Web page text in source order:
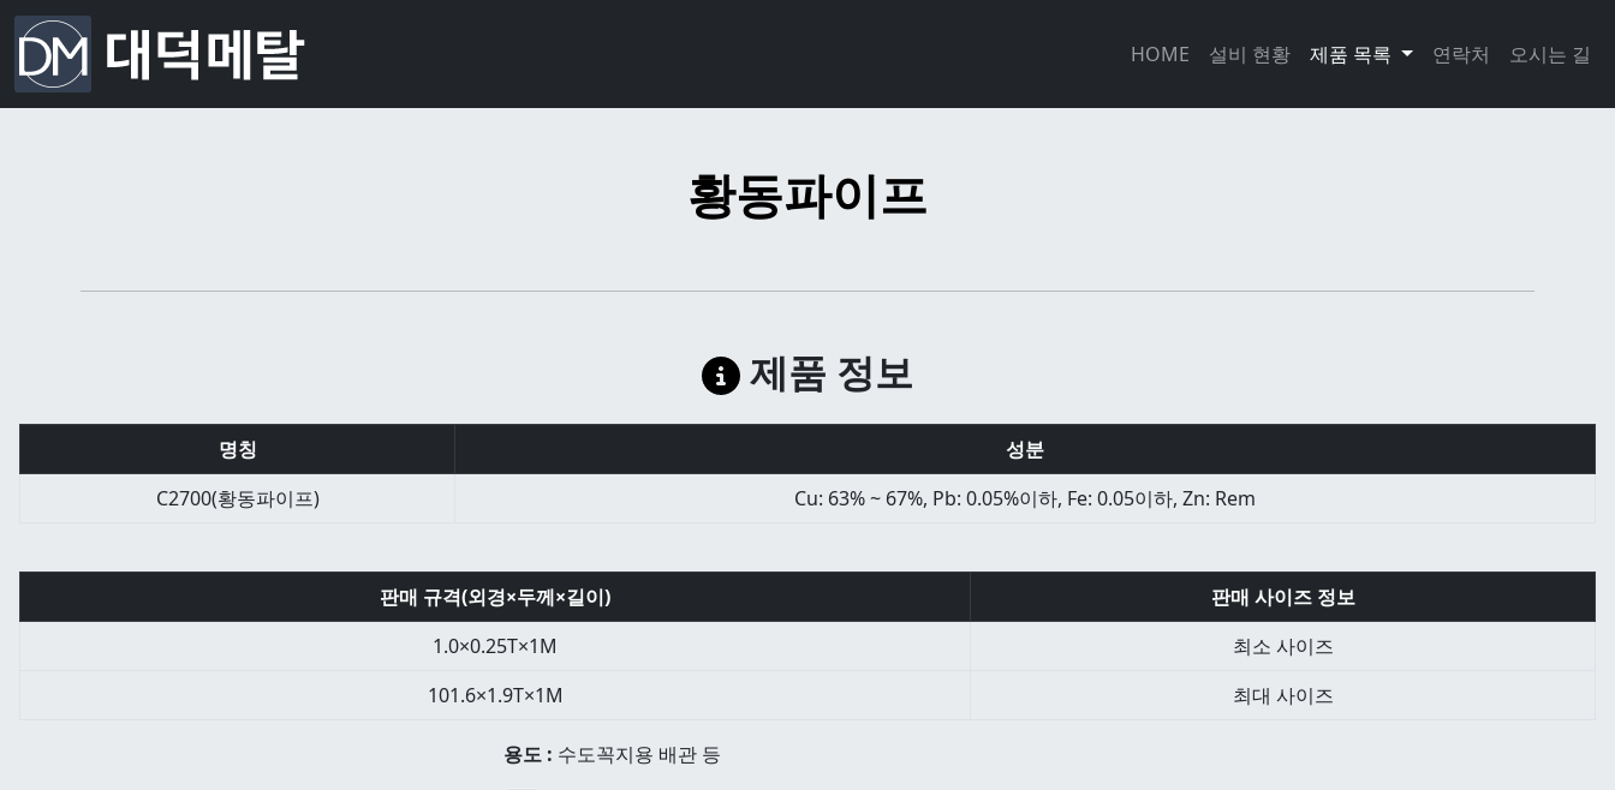
HOME 설비 현황 제품 목록 연락처 오시는 길
황동파이프
제품 정보
명칭
성분
C2700(황동파이프)
Cu: 63% ~ 67%, Pb: 0.05%이하, Fe: 0.05이하, Zn: Rem
판매 규격(외경×두께×길이)
판매 사이즈 정보
1.0×0.25T×1M
최소 사이즈
101.6×1.9T×1M
최대 사이즈
용도 : 수도꼭지용 배관 등